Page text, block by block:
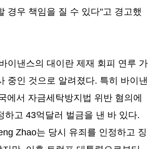
경우 책임을 질 수 있다"고 경고했
이낸스의 대이란 제재 회피 연루 가
중인 것으로 알려졌다. 특히 바이낸
에서 자금세탁방지법 위반 혐의에
하고 43억달러 벌금을 낸 바 있다.
Zhao는 당시 유죄를 인정하고 징